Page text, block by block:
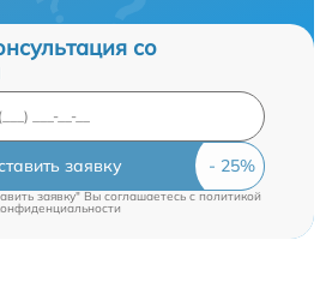
со
заявку
заявку" Вы соглашаетесь cполитикой